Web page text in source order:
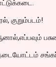
குறும்படம்!